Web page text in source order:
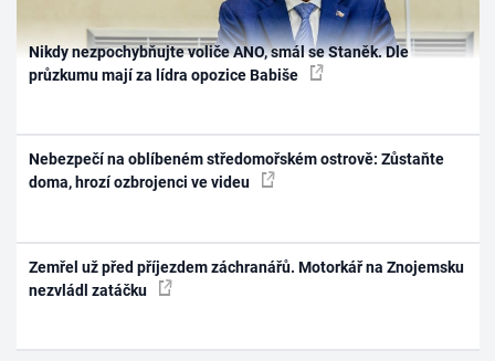
Nikdy nezpochybňujte voliče ANO, smál se Staněk. Dle
průzkumu mají za lídra opozice Babiše
Nebezpečí na oblíbeném středomořském ostrově: Zůstaňte
doma, hrozí ozbrojenci ve videu
Zemřel už před příjezdem záchranářů. Motorkář na Znojemsku
nezvládl zatáčku